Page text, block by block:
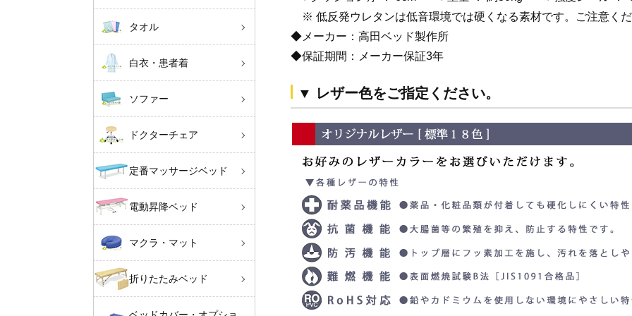
タオル
白衣・患者着
ソファー
ドクターチェア
定番マッサージベッド
電動昇降ベッド
マクラ・マット
折りたたみベッド
※ 低反発ウレタンは低音環境では硬くなる素材です。ご注意く
◆メーカー：高田ベッド製作所
◆保証期間：メーカー保証3年
▼ レザー色をご指定ください。